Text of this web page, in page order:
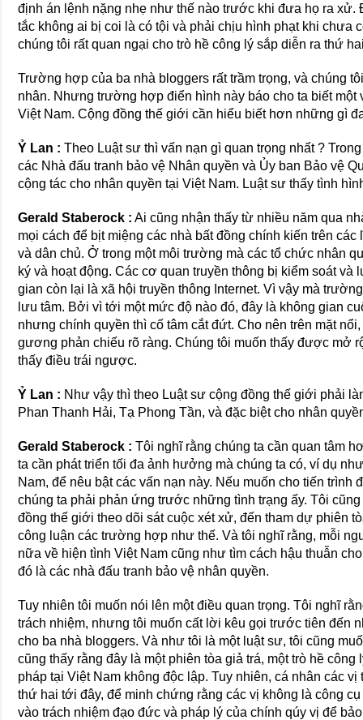
định án lệnh nặng nhẹ như thế nào trước khi đưa họ ra xử.
tắc không ai bị coi là có tội và phải chịu hình phạt khi chưa
chúng tôi rất quan ngại cho trò hề công lý sắp diễn ra thứ
Trường hợp của ba nhà bloggers rất trầm trọng, và chúng
nhân. Nhưng trường hợp điển hình này báo cho ta biết
Việt Nam. Cộng đồng thế giới cần hiểu biết hơn những gì
Ỷ Lan : Theo Luật sư thì vấn nạn gì quan trọng nhất ?
các Nhà đấu tranh bảo vệ Nhân quyền và Ủy ban Bảo vệ
cộng tác cho nhân quyền tại Việt Nam. Luật sư thấy tình
Gerald Staberock : Ai cũng nhận thấy từ nhiều năm qua
mọi cách để bịt miệng các nhà bất đồng chính kiến trên
và dân chủ. Ở trong một môi trường mà các tổ chức nhân
ký và hoạt động. Các cơ quan truyền thông bị kiểm soát và
gian còn lại là xã hội truyền thông Internet. Vì vậy mà
lưu tâm. Bởi vì tới một mức độ nào đó, đây là không gian
nhưng chính quyền thì cố tâm cắt đứt. Cho nên trên mặt
gương phản chiếu rõ ràng. Chúng tôi muốn thấy được mở
thấy điều trái ngược.
Ỷ Lan : Như vậy thì theo Luật sư cộng đồng thế giới phải
Phan Thanh Hải, Tạ Phong Tần, và đặc biệt cho nhân
Gerald Staberock : Tôi nghĩ rằng chúng ta cần quan tâm
ta cần phát triển tối đa ảnh hưởng mà chúng ta có, ví dụ
Nam, để nêu bật các vấn nạn này. Nếu muốn cho tiến trình
chúng ta phải phản ứng trước những tình trạng ấy. Tôi
đồng thế giới theo dõi sát cuộc xét xử, đến tham dự phiên
công luận các trường hợp như thế. Và tôi nghĩ rằng, mỗi
nữa về hiện tình Việt Nam cũng như tìm cách hậu thuẫn
đó là các nhà đấu tranh bảo vệ nhân quyền.
Tuy nhiên tôi muốn nói lên một điều quan trọng. Tôi nghĩ
trách nhiệm, nhưng tôi muốn cất lời kêu gọi trước tiên đến
cho ba nhà bloggers. Và như tôi là một luật sư, tôi cũng
cũng thấy rằng đây là một phiên tòa giả trá, một trò hề
pháp tại Việt Nam không độc lập. Tuy nhiên, cá nhân các
thứ hai tới đây, để minh chứng rằng các vị không là công
vào trách nhiệm đạo đức và pháp lý của chính qúy vị để